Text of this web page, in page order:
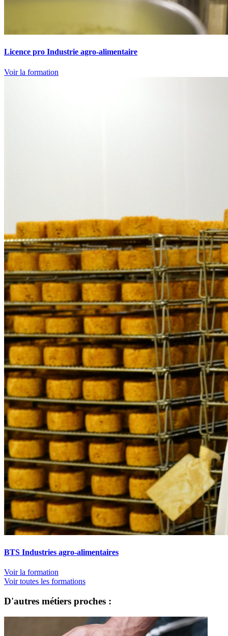
Licence pro Industrie agro-alimentaire
Voir la formation
BTS Industries agro-alimentaires
Voir la formation
Voir toutes les formations
D'autres métiers proches :